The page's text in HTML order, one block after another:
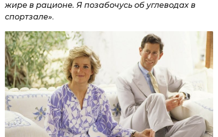
жире в рационе. Я позабочусь об углеводах в
спортзале».